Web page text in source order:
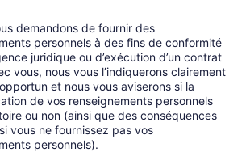
demandons de fournir des
personnels à des fins de conformité
juridique ou d’exécution d’un contrat
vous, nous vous l’indiquerons clairement
et nous vous aviserons si la
de vos renseignements personnels
ou non (ainsi que des conséquences
vous ne fournissez pas vos
personnels).